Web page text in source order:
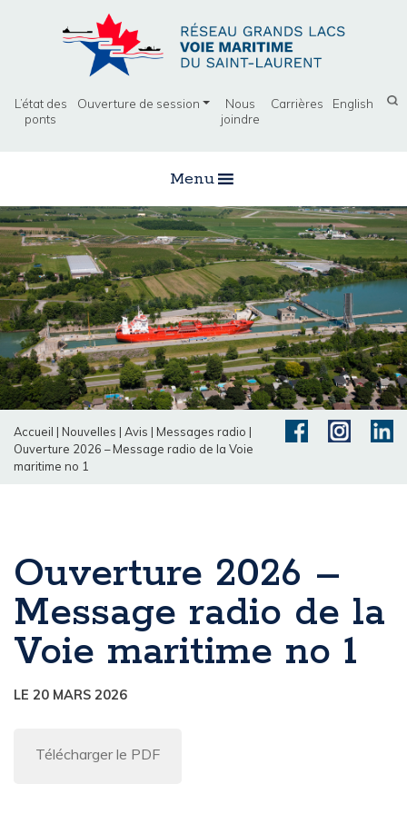
L’état des
ponts
Ouverture de session
Nous
joindre
Carrières English
Menu
Accueil | Nouvelles | Avis | Messages radio |
Ouverture 2026 – Message radio de la Voie
maritime no 1
Ouverture 2026 –
Message radio de la
Voie maritime no 1
LE 20 MARS 2026
Télécharger le PDF